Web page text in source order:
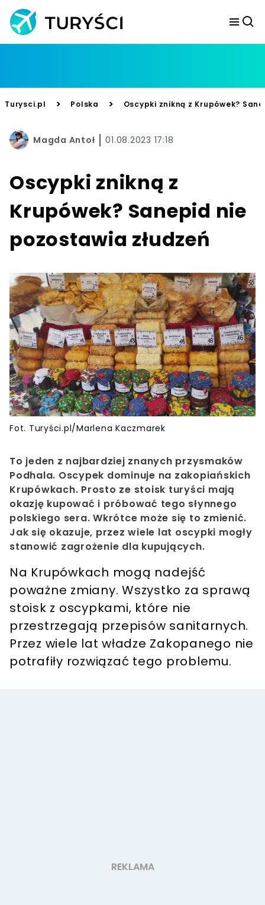
Turysci.pl > Polska > Oscypki znikną z Krupówek?
Magda Antoł 01.08.2023 17:18
Oscypki znikną z
Krupówek? Sanepid nie
pozostawia złudzeń
Fot. Turyści.pl/Marlena Kaczmarek
To jeden z najbardziej znanych przysmaków
Podhala. Oscypek dominuje na zakopiańskich
Krupówkach. Prosto ze stoisk turyści mają
okazję kupować i próbować tego słynnego
polskiego sera. Wkrótce może się to zmienić.
Jak się okazuje, przez wiele lat oscypki mogły
stanowić zagrożenie dla kupujących.
Na Krupówkach mogą nadejść
poważne zmiany. Wszystko za sprawą
stoisk z oscypkami, które nie
przestrzegają przepisów sanitarnych.
Przez wiele lat władze Zakopanego nie
potrafiły rozwiązać tego problemu.